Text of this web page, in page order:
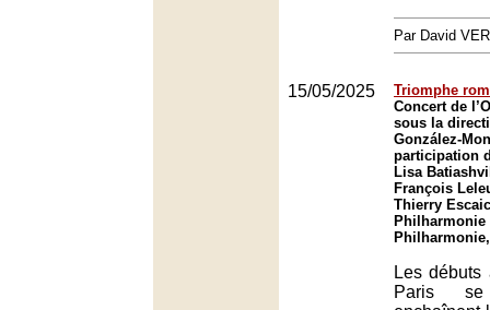
Par David
15/05/2025
Triomphe
Concert de
sous la
González-
participation
Lisa
François
Thierry
Philharmonie
Les débuts
Paris